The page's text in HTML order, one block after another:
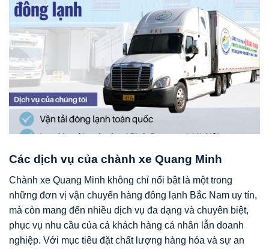
Các dịch vụ của chành xe Quang Minh
Chành xe Quang Minh không chỉ nổi bật là một trong
những đơn vị vận chuyển hàng đông lạnh Bắc Nam uy tín,
mà còn mang đến nhiều dịch vụ đa dạng và chuyên biệt,
phục vụ nhu cầu của cả khách hàng cá nhân lẫn doanh
nghiệp. Với mục tiêu đặt chất lượng hàng hóa và sự an